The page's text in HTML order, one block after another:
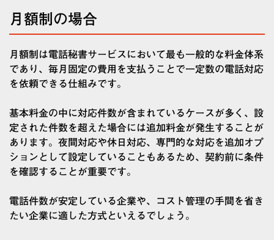
月額制の場合
月額制は電話秘書サービスにおいて最も一般的な料金体系
であり、毎月固定の費用を支払うことで一定数の電話対応
を依頼できる仕組みです。
基本料金の中に対応件数が含まれているケースが多く、設
定された件数を超えた場合には追加料金が発生することが
あります。夜間対応や休日対応、専門的な対応を追加オプ
ションとして設定していることもあるため、契約前に条件
を確認することが重要です。
電話件数が安定している企業や、コスト管理の手間を省き
たい企業に適した方式といえるでしょう。